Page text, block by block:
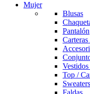
Mujer
Blusas
Pantalón
Top /
Sweaters